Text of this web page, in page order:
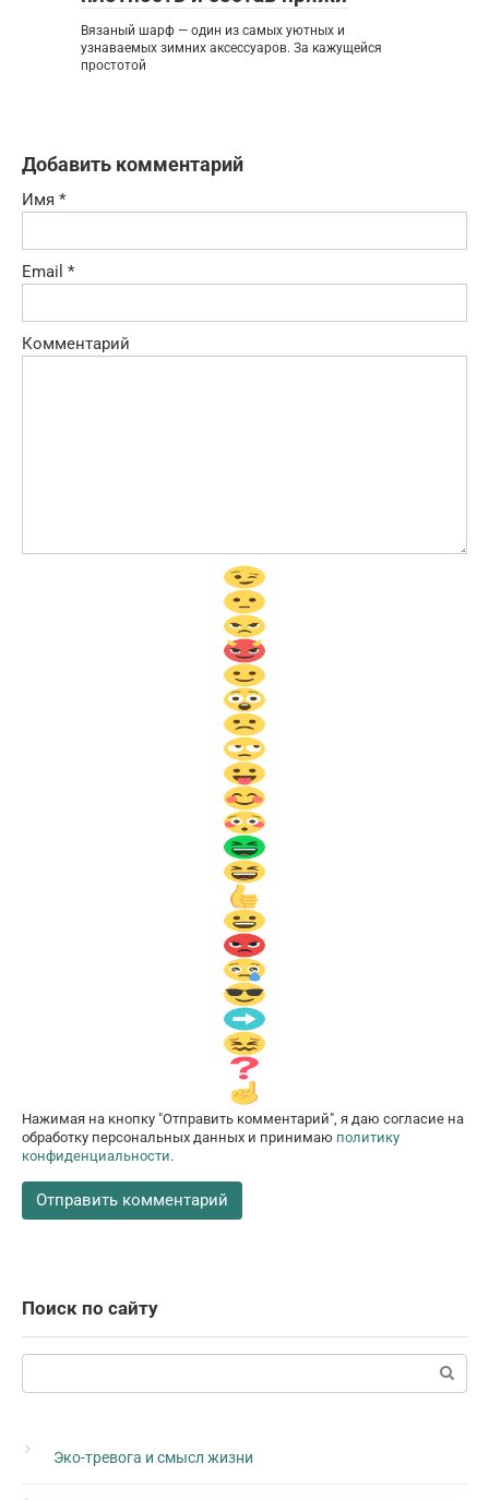
Вязаный шарф — один из самых уютных и
узнаваемых зимних аксессуаров. За кажущейся
простотой
Добавить комментарий
Имя *
Email *
Комментарий
Нажимая на кнопку "Отправить комментарий", я даю согласие на
обработку персональных данных и принимаю политику
конфиденциальности.
Поиск по сайту
Поиск:
Эко-тревога и смысл жизни